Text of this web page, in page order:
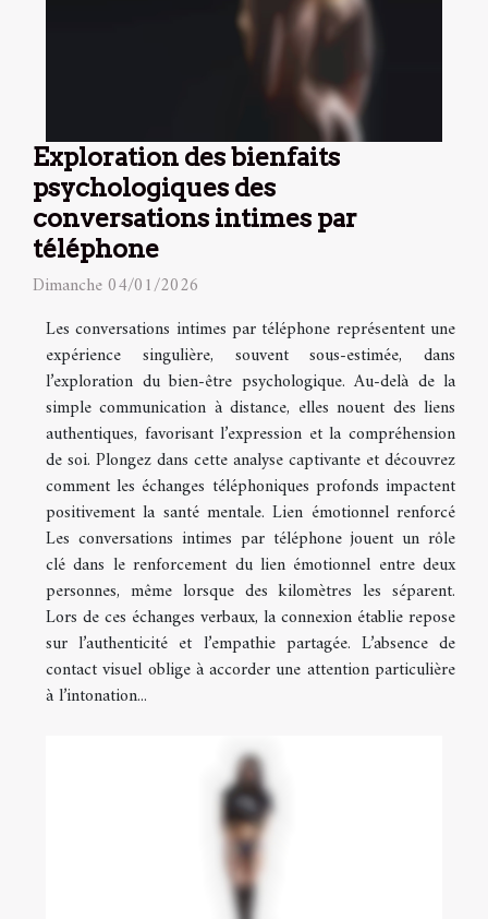
Exploration des bienfaits
psychologiques des
conversations intimes par
téléphone
Dimanche 04/01/2026
Les conversations intimes par téléphone représentent une
expérience singulière, souvent sous-estimée, dans
l’exploration du bien-être psychologique. Au-delà de la
simple communication à distance, elles nouent des liens
authentiques, favorisant l’expression et la compréhension
de soi. Plongez dans cette analyse captivante et découvrez
comment les échanges téléphoniques profonds impactent
positivement la santé mentale. Lien émotionnel renforcé
Les conversations intimes par téléphone jouent un rôle
clé dans le renforcement du lien émotionnel entre deux
personnes, même lorsque des kilomètres les séparent.
Lors de ces échanges verbaux, la connexion établie repose
sur l’authenticité et l’empathie partagée. L’absence de
contact visuel oblige à accorder une attention particulière
à l’intonation...